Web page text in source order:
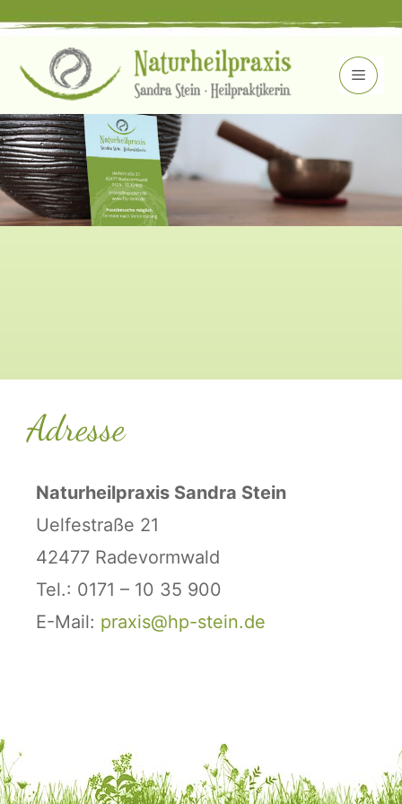
Adresse
Naturheilpraxis Sandra Stein
Uelfestraße 21
42477 Radevormwald
Tel.: 0171 – 10 35 900
E-Mail: praxis@hp-stein.de